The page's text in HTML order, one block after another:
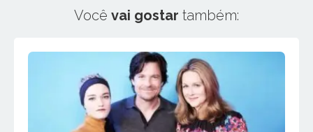
Você vai gostar também: